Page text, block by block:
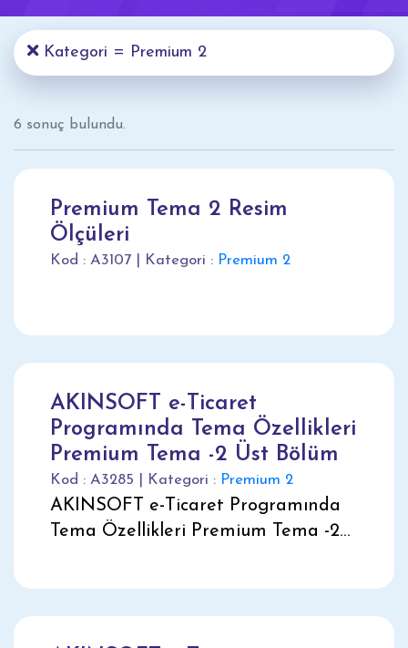
Kategori = Premium 2
6 sonuç bulundu.
Premium Tema 2 Resim
Ölçüleri
Kod : A3107 | Kategori : Premium 2
AKINSOFT e-Ticaret
Programında Tema Özellikleri
Premium Tema -2 Üst Bölüm
Kod : A3285 | Kategori : Premium 2
AKINSOFT e-Ticaret Programında
Tema Özellikleri Premium Tema -2